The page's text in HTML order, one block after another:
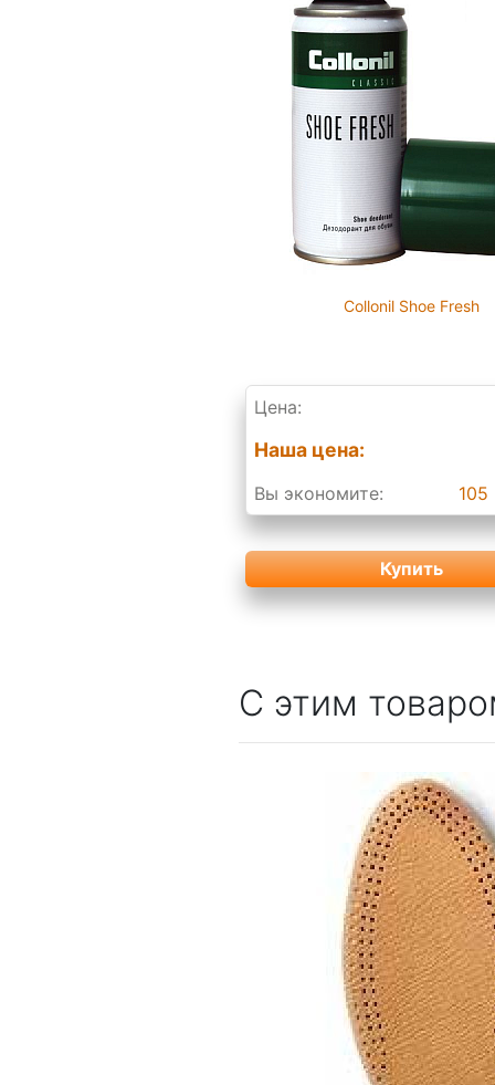
Collonil Shoe Fresh
Цена:
Наша цена:
Вы экономите: 105
Купить
С этим